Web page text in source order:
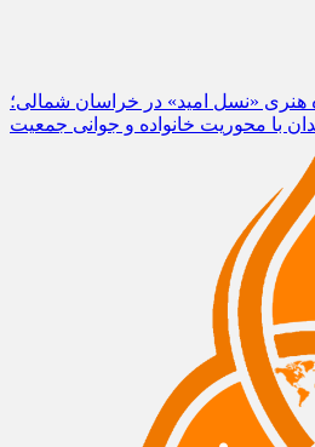
هنری «نسل امید» در خراسان شمالی؛
با محوریت خانواده و جوانی جمعیت